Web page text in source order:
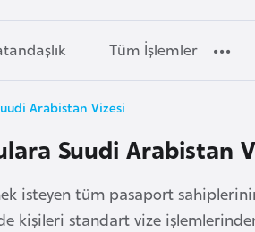
Tüm İşlemler
Arabistan Vizesi
Suudi Arabistan
isteyen tüm pasaport
kişileri standart vize